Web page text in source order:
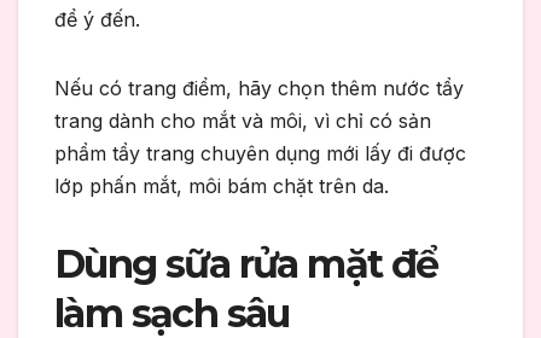
để ý đến.
Nếu có trang điểm, hãy chọn thêm nước tẩy
trang dành cho mắt và môi, vì chỉ có sản
phẩm tẩy trang chuyên dụng mới lấy đi được
lớp phấn mắt, môi bám chặt trên da.
Dùng sữa rửa mặt để
làm sạch sâu